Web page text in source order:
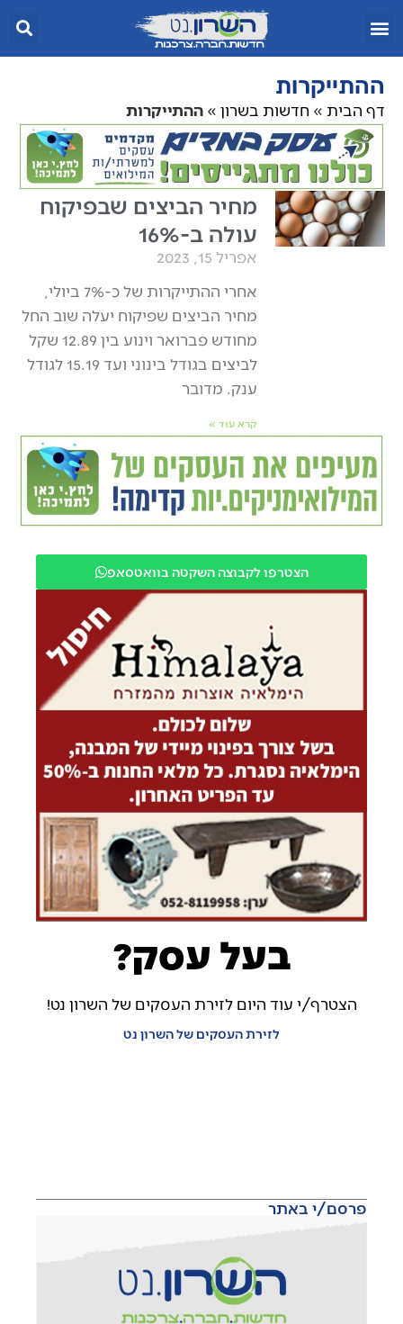
ההתייקרות
דף הבית » חדשות בשרון » ההתייקרות
מחיר הביצים שבפיקוח
עולה ב-16%
אפריל 15, 2023
אחרי ההתייקרות של כ-7% ביולי,
מחיר הביצים שפיקוח יעלה שוב החל
מחודש פברואר וינוע בין 12.89 שקל
לביצים בגודל בינוני ועד 15.19 לגודל
ענק. מדובר
קרא עוד »
הצטרפו לקבוצה השקטה בוואטסאפ
בעל עסק?
הצטרף/י עוד היום לזירת העסקים של השרון נט!
לזירת העסקים של השרון נט
פרסם/י באתר